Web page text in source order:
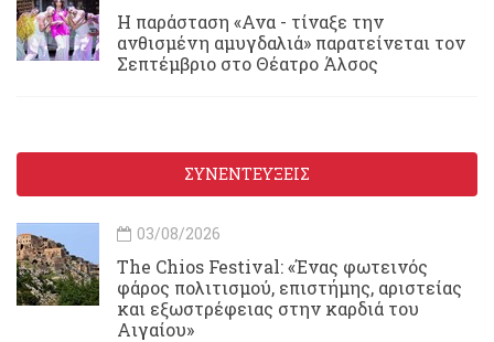
Η παράσταση «Ανα - τίναξε την
ανθισμένη αμυγδαλιά» παρατείνεται τον
Σεπτέμβριο στο Θέατρο Άλσος
ΣΥΝΕΝΤΕΥΞΕΙΣ
03/08/2026
Τhe Chios Festival: «Ένας φωτεινός
φάρος πολιτισμού, επιστήμης, αριστείας
και εξωστρέφειας στην καρδιά του
Αιγαίου»